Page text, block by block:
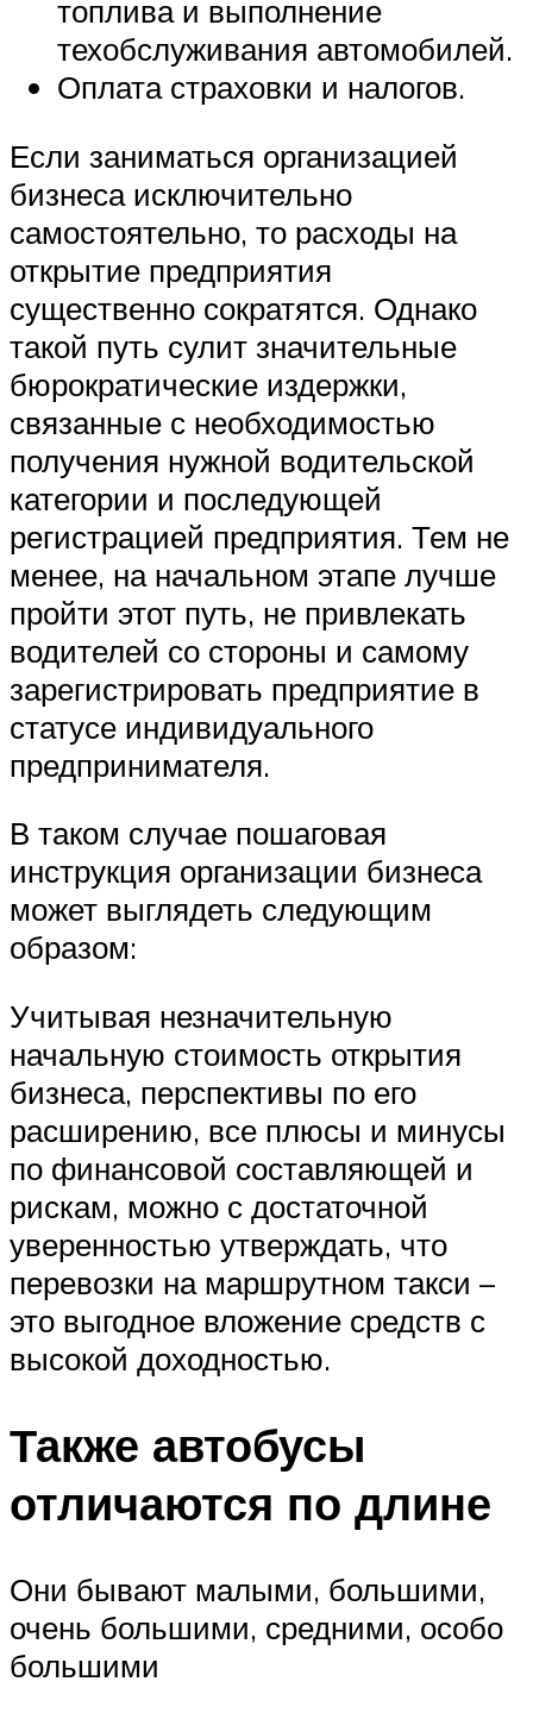
топлива и выполнение
техобслуживания автомобилей.
Оплата страховки и налогов.
Если заниматься организацией
бизнеса исключительно
самостоятельно, то расходы на
открытие предприятия
существенно сократятся. Однако
такой путь сулит значительные
бюрократические издержки,
связанные с необходимостью
получения нужной водительской
категории и последующей
регистрацией предприятия. Тем не
менее, на начальном этапе лучше
пройти этот путь, не привлекать
водителей со стороны и самому
зарегистрировать предприятие в
статусе индивидуального
предпринимателя.
В таком случае пошаговая
инструкция организации бизнеса
может выглядеть следующим
образом:
Учитывая незначительную
начальную стоимость открытия
бизнеса, перспективы по его
расширению, все плюсы и минусы
по финансовой составляющей и
рискам, можно с достаточной
уверенностью утверждать, что
перевозки на маршрутном такси –
это выгодное вложение средств с
высокой доходностью.
Также автобусы
отличаются по длине
Они бывают малыми, большими,
очень большими, средними, особо
большими